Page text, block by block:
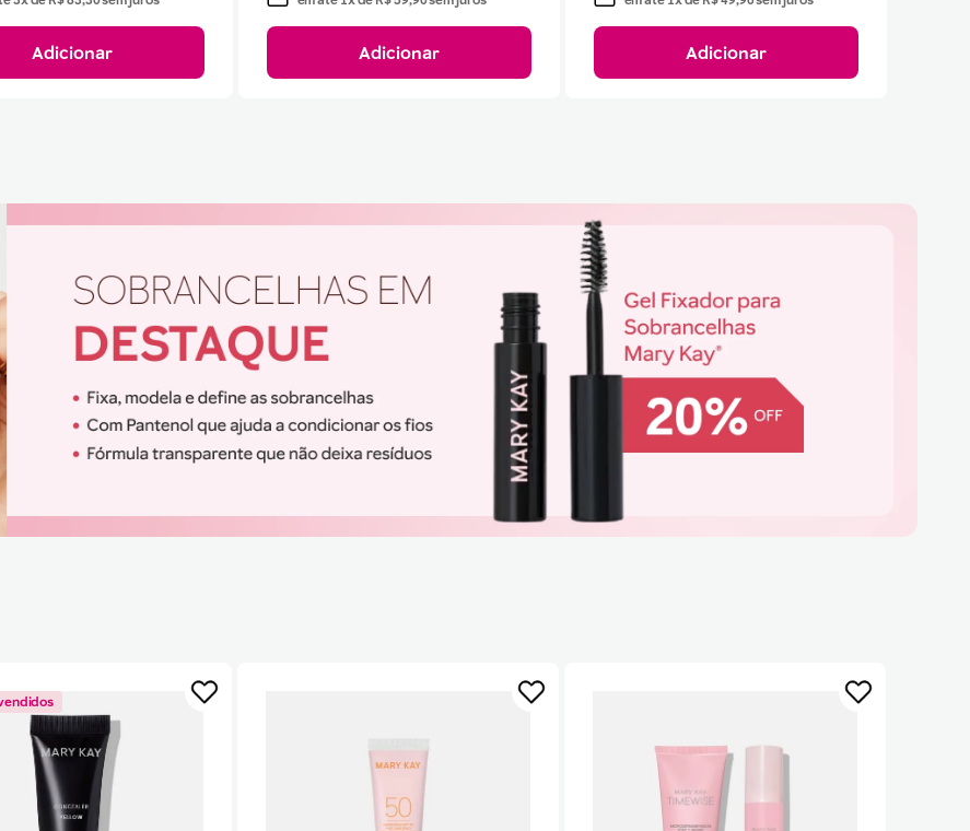
Adicionar Adicionar Adicionar